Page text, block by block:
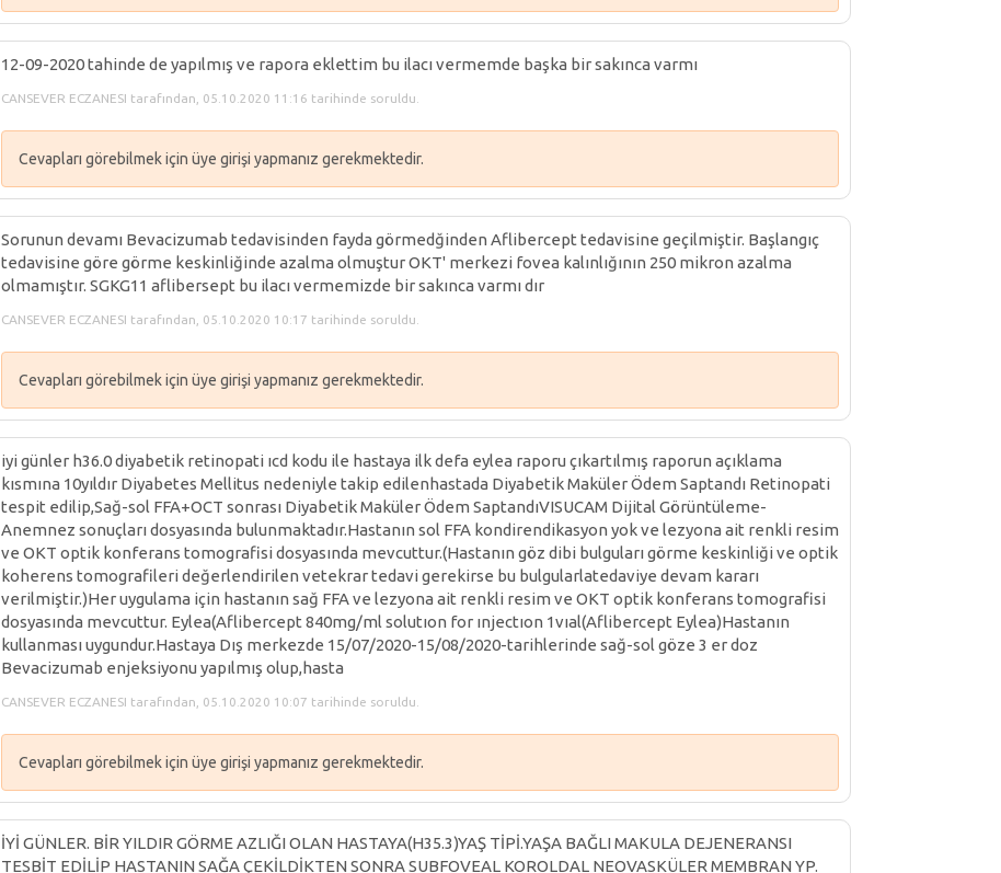
12-09-2020 tahinde de yapılmış ve rapora eklettim bu ilacı vermemde başka bir sakınca varmı
CANSEVER ECZANESI tarafından, 05.10.2020 11:16 tarihinde soruldu.
Cevapları görebilmek için üye girişi yapmanız gerekmektedir.
Sorunun devamı Bevacizumab tedavisinden fayda görmedğinden Aflibercept tedavisine geçilmiştir. Başlangıç
tedavisine göre görme keskinliğinde azalma olmuştur OKT' merkezi fovea kalınlığının 250 mikron azalma
olmamıştır. SGKG11 aflibersept bu ilacı vermemizde bir sakınca varmı dır
CANSEVER ECZANESI tarafından, 05.10.2020 10:17 tarihinde soruldu.
Cevapları görebilmek için üye girişi yapmanız gerekmektedir.
iyi günler h36.0 diyabetik retinopati ıcd kodu ile hastaya ilk defa eylea raporu çıkartılmış raporun açıklama
kısmına 10yıldır Diyabetes Mellitus nedeniyle takip edilenhastada Diyabetik Maküler Ödem Saptandı Retinopati
tespit edilip,Sağ-sol FFA+OCT sonrası Diyabetik Maküler Ödem SaptandıVISUCAM Dijital Görüntüleme-
Anemnez sonuçları dosyasında bulunmaktadır.Hastanın sol FFA kondirendikasyon yok ve lezyona ait renkli resim
ve OKT optik konferans tomografisi dosyasında mevcuttur.(Hastanın göz dibi bulguları görme keskinliği ve optik
koherens tomografileri değerlendirilen vetekrar tedavi gerekirse bu bulgularlatedaviye devam kararı
verilmiştir.)Her uygulama için hastanın sağ FFA ve lezyona ait renkli resim ve OKT optik konferans tomografisi
dosyasında mevcuttur. Eylea(Aflibercept 840mg/ml solutıon for ınjectıon 1vıal(Aflibercept Eylea)Hastanın
kullanması uygundur.Hastaya Dış merkezde 15/07/2020-15/08/2020-tarihlerinde sağ-sol göze 3 er doz
Bevacizumab enjeksiyonu yapılmış olup,hasta
CANSEVER ECZANESI tarafından, 05.10.2020 10:07 tarihinde soruldu.
Cevapları görebilmek için üye girişi yapmanız gerekmektedir.
İYİ GÜNLER. BİR YILDIR GÖRME AZLIĞI OLAN HASTAYA(H35.3)YAŞ TİPİ.YAŞA BAĞLI MAKULA DEJENERANSI
TESBİT EDİLİP HASTANIN SAĞA ÇEKİLDİKTEN SONRA SUBFOVEAL KOROLDAL NEOVASKÜLER MEMBRAN YP.